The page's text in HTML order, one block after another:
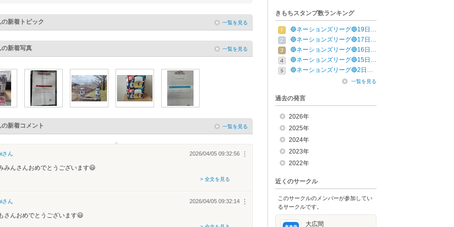
の新着トピック 一覧を見る
の新着写真 一覧を見る
の新着コメント 一覧を見る
さん ︙
2026/04/05 09:32:56
みんさんおめでとうございます😃
> 全文を見る
さん ︙
2026/04/05 09:32:14
さんおめでとうございます😃
きもちスタンプ数ランキング
🔵ネーションズリーグ🔵19日…
🔵ネーションズリーグ🔵17日…
🔵ネーションズリーグ🔵16日…
🔵ネーションズリーグ🔵15日…
🔵ネーションズリーグ🔵2日…
一覧を見る
過去の発言
2026年
2025年
2024年
2023年
2022年
近くのサークル
このサークルのメンバーが参加してい
るサークルです。
大広間